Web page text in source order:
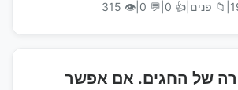
📁 פנים 👍 0
💬 0
👁 315
של החגים. אם אפשר